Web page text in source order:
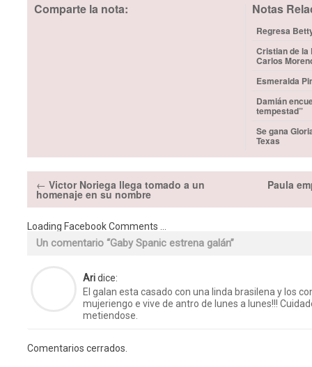
Comparte la nota: Notas
Regresa
Cristian de la
Carlos
Esmeralda
Damián
tempestad”
Se gana
Texas
← Victor Noriega llega tomado a un
homenaje en su nombre
Paula
Loading Facebook Comments ...
Un comentario “Gaby Spanic estrena galán”
Aridice:
El galan esta casado con una linda brasilena y los
mujeriengo e vive de antro de lunes a lunes!!!
metiendose.
Comentarios cerrados.